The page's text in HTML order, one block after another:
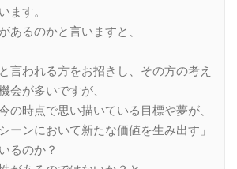
ます。
あるのかと言いますと、
言われる方をお招きし、その方の考え
会が多いですが、
の時点で思い描いている目標や夢が、
ーンにおいて新たな価値を生み出す」
るのか？